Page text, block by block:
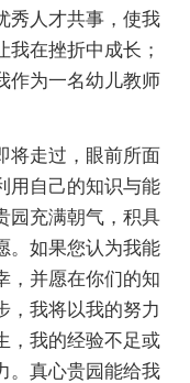
秀人才共事，使我
在挫折中成长；
作为一名幼儿教师
走过，眼前所面
用自己的知识与能
园充满朝气，积具
。如果您认为我能
，并愿在你们的知
，我将以我的努力
，我的经验不足或
。真心贵园能给我